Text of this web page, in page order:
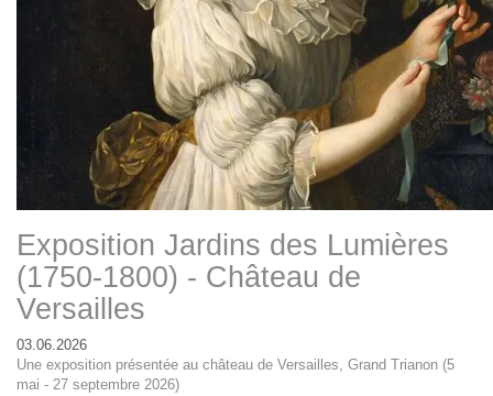
Exposition Jardins des Lumières
(1750-1800) - Château de
Versailles
03.06.2026
Une exposition présentée au château de Versailles, Grand Trianon (5
mai - 27 septembre 2026)